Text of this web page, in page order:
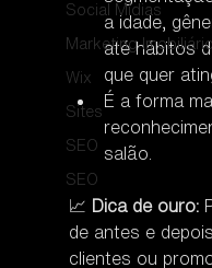
Social Mídias
Marketing
Wix
Sites
SEO
SEO
a idade,
até hábitos
que quer
É a forma
salão.
📈 Dica de ouro:
de antes e
clientes ou